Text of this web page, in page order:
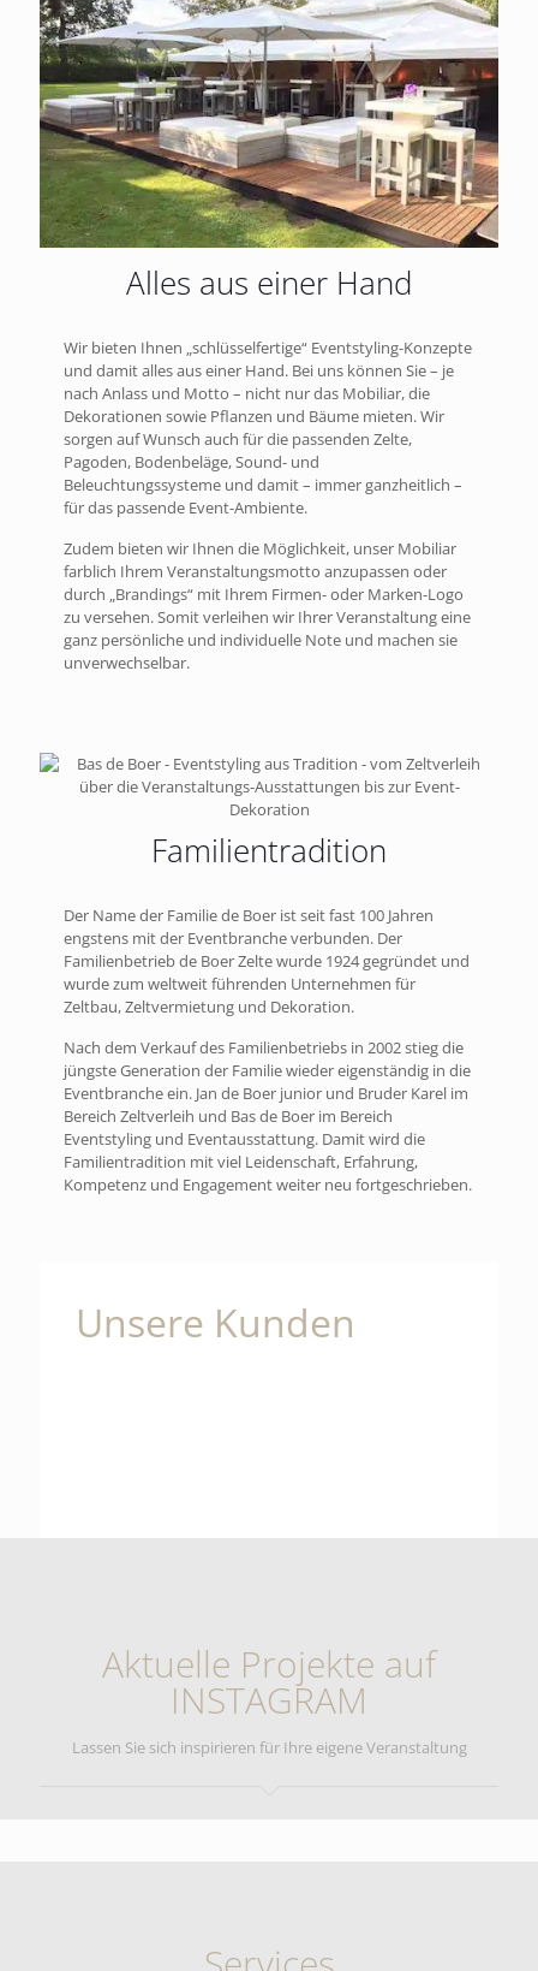
Alles aus einer Hand
Wir bieten Ihnen „schlüsselfertige“ Eventstyling-Konzepte
und damit alles aus einer Hand. Bei uns können Sie – je
nach Anlass und Motto – nicht nur das Mobiliar, die
Dekorationen sowie Pflanzen und Bäume mieten. Wir
sorgen auf Wunsch auch für die passenden Zelte,
Pagoden, Bodenbeläge, Sound- und
Beleuchtungssysteme und damit – immer ganzheitlich –
für das passende Event-Ambiente.
Zudem bieten wir Ihnen die Möglichkeit, unser Mobiliar
farblich Ihrem Veranstaltungsmotto anzupassen oder
durch „Brandings“ mit Ihrem Firmen- oder Marken-Logo
zu versehen. Somit verleihen wir Ihrer Veranstaltung eine
ganz persönliche und individuelle Note und machen sie
unverwechselbar.
Familientradition
Der Name der Familie de Boer ist seit fast 100 Jahren
engstens mit der Eventbranche verbunden. Der
Familienbetrieb de Boer Zelte wurde 1924 gegründet und
wurde zum weltweit führenden Unternehmen für
Zeltbau, Zeltvermietung und Dekoration.
Nach dem Verkauf des Familienbetriebs in 2002 stieg die
jüngste Generation der Familie wieder eigenständig in die
Eventbranche ein. Jan de Boer junior und Bruder Karel im
Bereich Zeltverleih und Bas de Boer im Bereich
Eventstyling und Eventausstattung. Damit wird die
Familientradition mit viel Leidenschaft, Erfahrung,
Kompetenz und Engagement weiter neu fortgeschrieben.
Unsere Kunden
Aktuelle Projekte auf
INSTAGRAM
Lassen Sie sich inspirieren für Ihre eigene Veranstaltung